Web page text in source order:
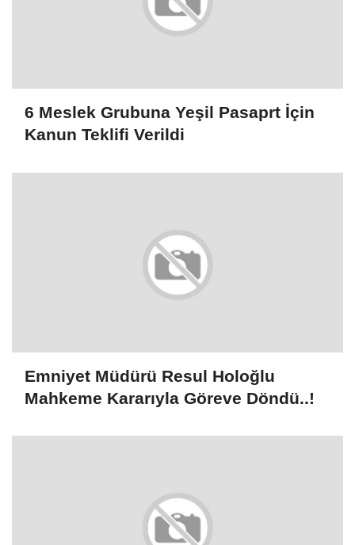
6 Meslek Grubuna Yeşil Pasaprt İçin
Kanun Teklifi Verildi
Emniyet Müdürü Resul Holoğlu
Mahkeme Kararıyla Göreve Döndü..!